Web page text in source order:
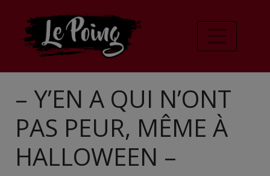
– Y’EN A QUI N’ONT
PAS PEUR, MÊME À
HALLOWEEN –